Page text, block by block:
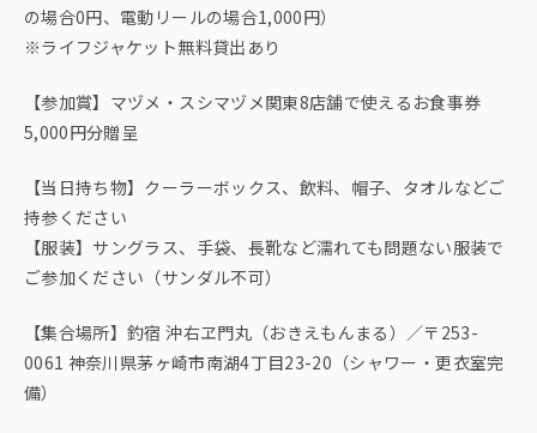
の場合0円、電動リールの場合1,000円）
※ライフジャケット無料貸出あり
【参加賞】マヅメ・スシマヅメ関東8店舗で使えるお食事券
5,000円分贈呈
【当日持ち物】クーラーボックス、飲料、帽子、タオルなどご
持参ください
【服装】サングラス、手袋、長靴など濡れても問題ない服装で
ご参加ください（サンダル不可）
【集合場所】釣宿 沖右ヱ門丸（おきえもんまる）／〒253-
0061 神奈川県茅ヶ崎市南湖4丁目23-20（シャワー・更衣室完
備）